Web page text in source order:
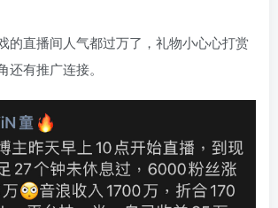
的直播间人气都过万了，礼物小心心打赏
有推广连接。